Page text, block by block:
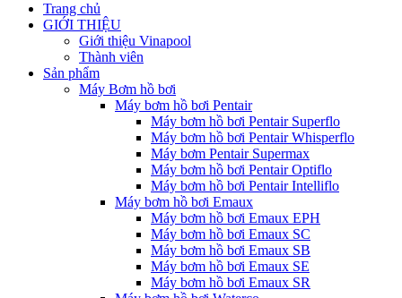
Trang chủ
GIỚI THIỆU
Giới thiệu Vinapool
Thành viên
Sản phẩm
Máy Bơm hồ bơi
Máy bơm hồ bơi Pentair
Máy bơm hồ bơi Pentair Superflo
Máy bơm hồ bơi Pentair Whisperflo
Máy bơm Pentair Supermax
Máy bơm hồ bơi Pentair Optiflo
Máy bơm hồ bơi Pentair Intelliflo
Máy bơm hồ bơi Emaux
Máy bơm hồ bơi Emaux EPH
Máy bơm hồ bơi Emaux SC
Máy bơm hồ bơi Emaux SB
Máy bơm hồ bơi Emaux SE
Máy bơm hồ bơi Emaux SR